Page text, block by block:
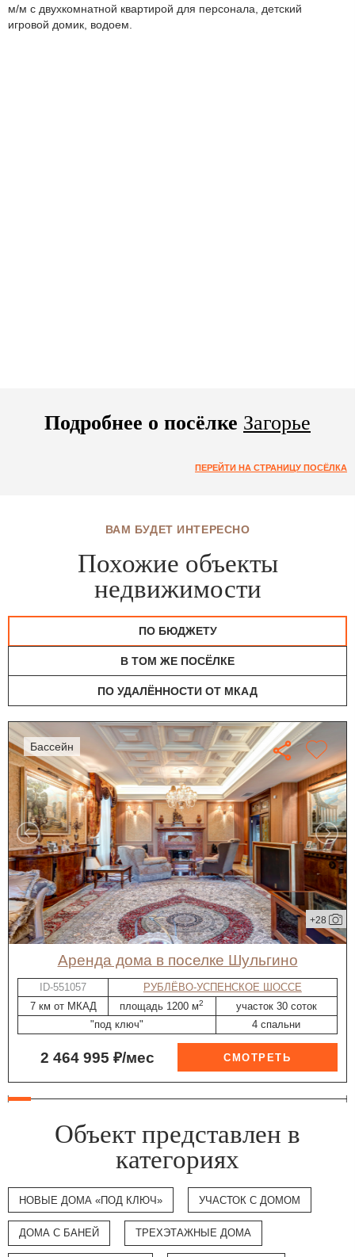
м/м с двухкомнатной квартирой для персонала, детский
игровой домик, водоем.
Подробнее о посёлке Загорье
ПЕРЕЙТИ НА СТРАНИЦУ ПОСЁЛКА
ВАМ БУДЕТ ИНТЕРЕСНО
Похожие объекты
недвижимости
ПО БЮДЖЕТУ
В ТОМ ЖЕ ПОСЁЛКЕ
ПО УДАЛЁННОСТИ ОТ МКАД
бассейн
+28
Аренда дома в поселке Шульгино
ID-551057
РУБЛЁВО-УСПЕНСКОЕ ШОССЕ
7 км от МКАД
площадь 1200 м2
участок 30 соток
"под ключ"
4 спальни
2 464 995 ₽/мес
Объект представлен в
категориях
НОВЫЕ ДОМА «ПОД КЛЮЧ» УЧАСТОК С ДОМОМ
ДОМА С БАНЕЙ ТРЕХЭТАЖНЫЕ ДОМА